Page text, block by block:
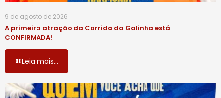
9 de agosto de 2026
A primeira atração da Corrida da Galinha está
CONFIRMADA!
Leia mais...